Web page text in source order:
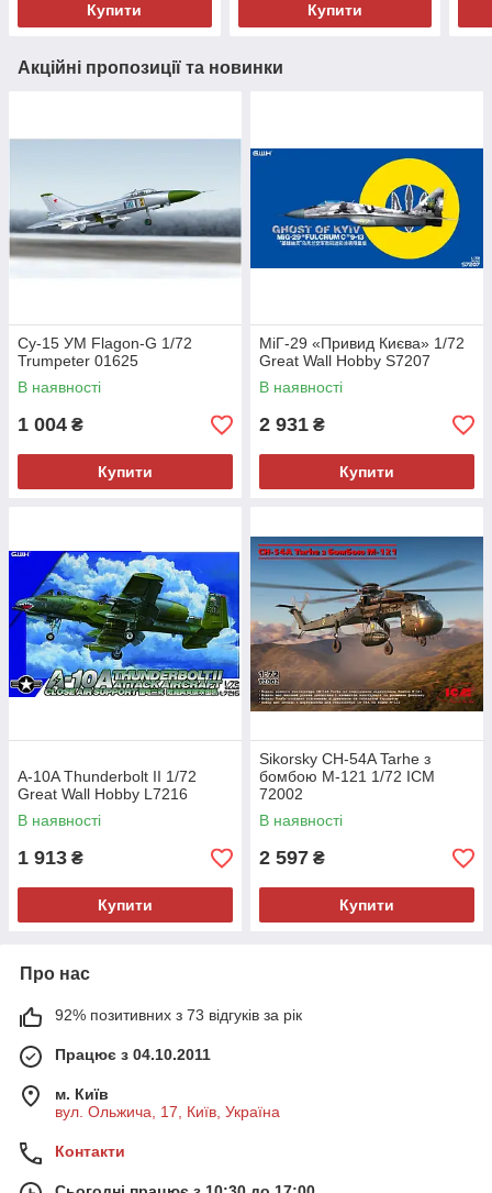
Купити Купити
Акційні пропозиції та новинки
Су-15 УМ Flagon-G 1/72
Trumpeter 01625
В наявності
1 004 ₴
Купити
МіГ-29 «Привид Києва» 1/72
Great Wall Hobby S7207
В наявності
2 931 ₴
Купити
A-10A Thunderbolt II 1/72
Great Wall Hobby L7216
В наявності
1 913 ₴
Купити
Sikorsky CH-54A Tarhe з
бомбою M-121 1/72 ICM
72002
В наявності
2 597 ₴
Купити
Про нас
92% позитивних з 73 відгуків за рік
Працює з 04.10.2011
м. Київ
вул. Ольжича, 17, Київ, Україна
Контакти